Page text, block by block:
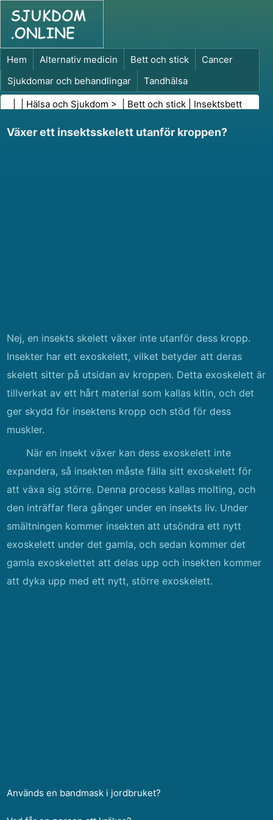
Hem Alternativ medicin Bett och stick
Cancer
Sjukdomar och behandlingar
Tandhälsa
Kost och näring
Familjehälsa
Hälsa och Sjukdom > | Bett och stick Insektsbett
Växer ett insektsskelett utanför kroppen?
Nej, en insekts skelett växer inte utanför dess kropp.
Insekter har ett exoskelett, vilket betyder att deras
skelett sitter på utsidan av kroppen. Detta exoskelett är
tillverkat av ett hårt material som kallas kitin, och det
ger skydd för insektens kropp och stöd för dess
muskler.
När en insekt växer kan dess exoskelett inte
expandera, så insekten måste fälla sitt exoskelett för
att växa sig större. Denna process kallas molting, och
den inträffar flera gånger under en insekts liv. Under
smältningen kommer insekten att utsöndra ett nytt
exoskelett under det gamla, och sedan kommer det
gamla exoskelettet att delas upp och insekten kommer
att dyka upp med ett nytt, större exoskelett.
Används en bandmask i jordbruket?